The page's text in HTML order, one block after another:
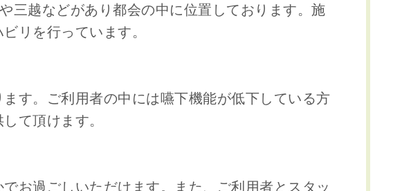
三越などがあり都会の中に位置しております。施
リを行っています。
す。ご利用者の中には嚥下機能が低下している方
て頂けます。
お過ごしいただけます。また、ご利用者とスタッ